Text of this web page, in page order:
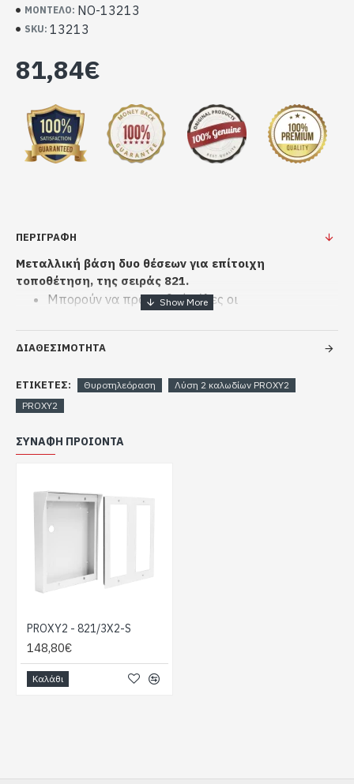
ΜΟΝΤΈΛΟ: NO-13213
SKU: 13213
81,84€
ΠΕΡΙΓΡΑΦΗ
Μεταλλική βάση δυο θέσεων για επίτοιχη
τοποθέτηση, της σειράς 821.
Μπορούν να προστεθούν όλες οι
Διαστάσεις (Υ x Π x Β): 23.5 x 14 x 4.5cm
ΔΙΑΘΕΣΙΜΟΤΗΤΑ
ΕΤΙΚΈΤΕΣ: Θυροτηλεόραση
Λύση 2 καλωδίων PROXY2
PROXY2
ΣΥΝΑΦΉ ΠΡΟΙΌΝΤΑ
PROXY2 - 821/3X2-S
148,80€
Καλάθι